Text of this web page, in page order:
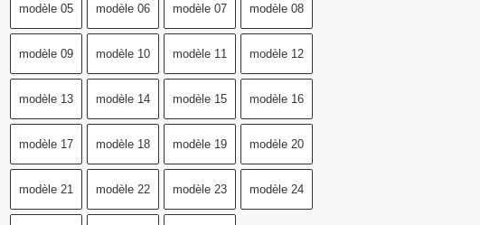
modèle 05 modèle 06 modèle 07 modèle 08
modèle 09 modèle 10 modèle 11 modèle 12
modèle 13 modèle 14 modèle 15 modèle 16
modèle 17 modèle 18 modèle 19 modèle 20
modèle 21 modèle 22 modèle 23 modèle 24